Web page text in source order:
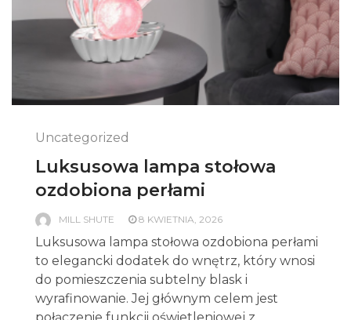
Uncategorized
Luksusowa lampa stołowa
ozdobiona perłami
MILL SHUTE 8 KWIETNIA, 2026
Luksusowa lampa stołowa ozdobiona perłami
to elegancki dodatek do wnętrz, który wnosi
do pomieszczenia subtelny blask i
wyrafinowanie. Jej głównym celem jest